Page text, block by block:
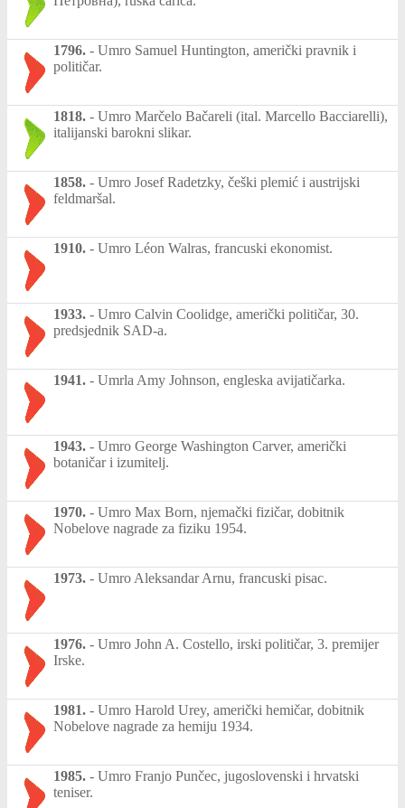
1796. - Umro Samuel Huntington, američki pravnik i
političar.
1818. - Umro Marčelo Bačareli (ital. Marcello Bacciarelli),
italijanski barokni slikar.
1858. - Umro Josef Radetzky, češki plemić i austrijski
feldmaršal.
1910. - Umro Léon Walras, francuski ekonomist.
1933. - Umro Calvin Coolidge, američki političar, 30.
predsjednik SAD-a.
1941. - Umrla Amy Johnson, engleska avijatičarka.
1943. - Umro George Washington Carver, američki
botaničar i izumitelj.
1970. - Umro Max Born, njemački fizičar, dobitnik
Nobelove nagrade za fiziku 1954.
1973. - Umro Aleksandar Arnu, francuski pisac.
1976. - Umro John A. Costello, irski političar, 3. premijer
Irske.
1981. - Umro Harold Urey, američki hemičar, dobitnik
Nobelove nagrade za hemiju 1934.
1985. - Umro Franjo Punčec, jugoslovenski i hrvatski
teniser.